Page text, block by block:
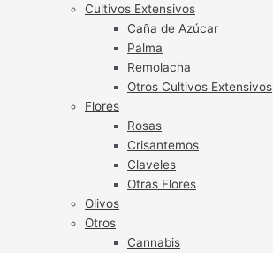
Cultivos Extensivos
Caña de Azúcar
Palma
Remolacha
Otros Cultivos Extensivos
Flores
Rosas
Crisantemos
Claveles
Otras Flores
Olivos
Otros
Cannabis